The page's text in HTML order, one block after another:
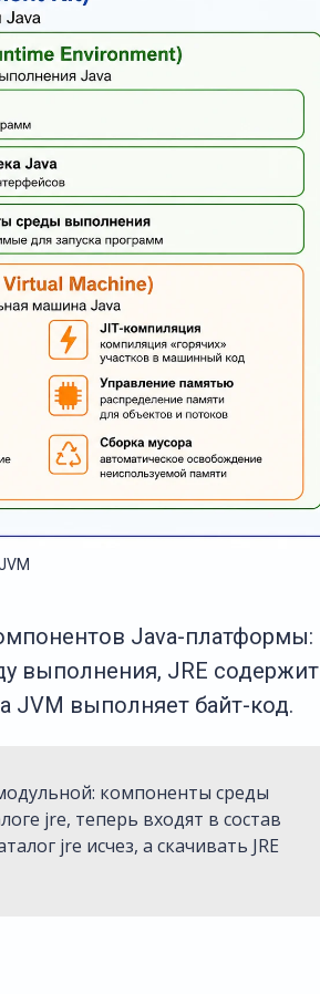
Java-платформы:
выполнения, JRE содержит
JVM выполняет байт-код.
компоненты среды
jre, теперь входят в состав
jre исчез, а скачивать JRE